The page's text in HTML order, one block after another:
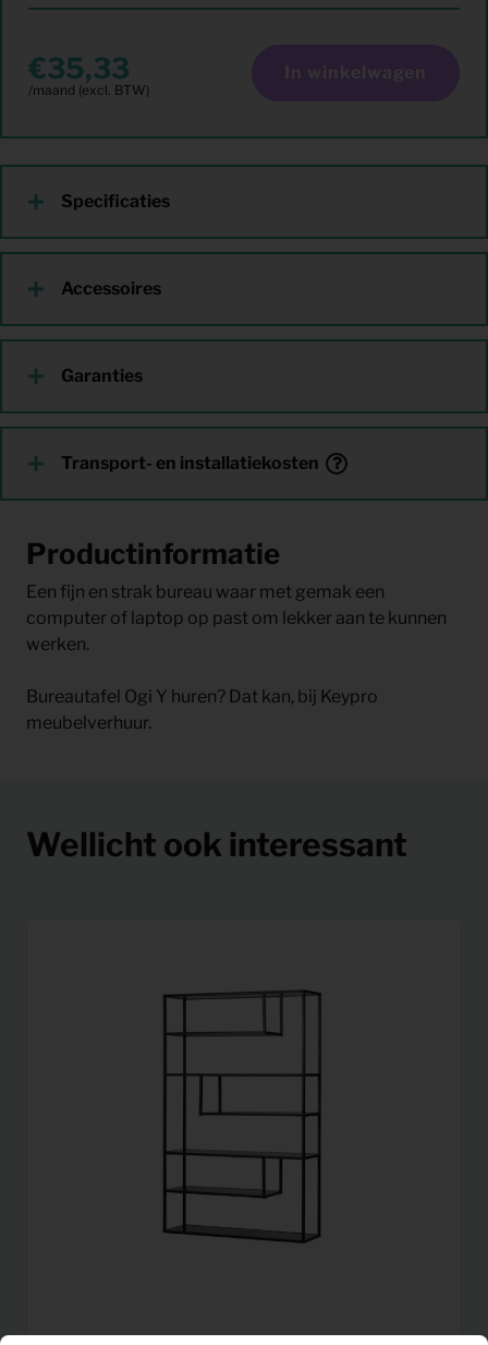
35,33 In winkelwagen
Specificaties
Accessoires
Garanties
Transport- en installatiekosten
Productinformatie
Een fijn en strak bureau waar met gemak een
computer of laptop op past om lekker aan te kunnen
werken.
Bureautafel Ogi Y huren? Dat kan, bij Keypro
meubelverhuur.
Wellicht ook interessant